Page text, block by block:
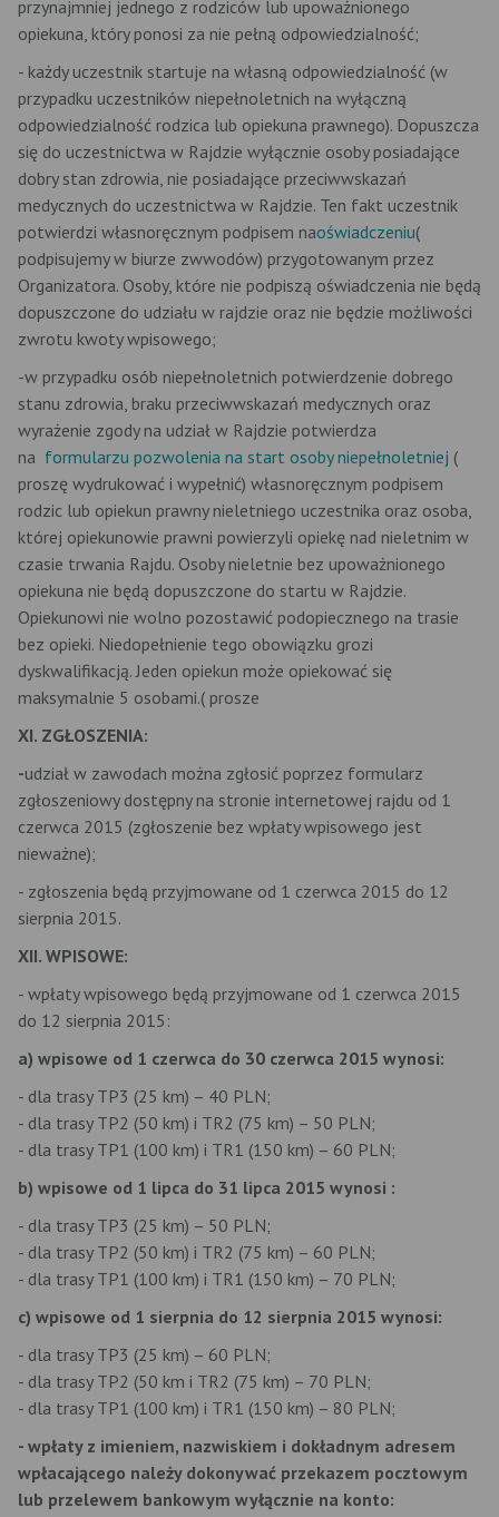
przynajmniej jednego z rodziców lub upoważnionego
opiekuna, który ponosi za nie pełną odpowiedzialność;
- każdy uczestnik startuje na własną odpowiedzialność (w
przypadku uczestników niepełnoletnich na wyłączną
odpowiedzialność rodzica lub opiekuna prawnego). Dopuszcza
się do uczestnictwa w Rajdzie wyłącznie osoby posiadające
dobry stan zdrowia, nie posiadające przeciwwskazań
medycznych do uczestnictwa w Rajdzie. Ten fakt uczestnik
potwierdzi własnoręcznym podpisem naoświadczeniu(
podpisujemy w biurze zwwodów) przygotowanym przez
Organizatora. Osoby, które nie podpiszą oświadczenia nie będą
dopuszczone do udziału w rajdzie oraz nie będzie możliwości
zwrotu kwoty wpisowego;
-w przypadku osób niepełnoletnich potwierdzenie dobrego
stanu zdrowia, braku przeciwwskazań medycznych oraz
wyrażenie zgody na udział w Rajdzie potwierdza
na formularzu pozwolenia na start osoby niepełnoletniej (
proszę wydrukować i wypełnić) własnoręcznym podpisem
rodzic lub opiekun prawny nieletniego uczestnika oraz osoba,
której opiekunowie prawni powierzyli opiekę nad nieletnim w
czasie trwania Rajdu. Osoby nieletnie bez upoważnionego
opiekuna nie będą dopuszczone do startu w Rajdzie.
Opiekunowi nie wolno pozostawić podopiecznego na trasie
bez opieki. Niedopełnienie tego obowiązku grozi
dyskwalifikacją. Jeden opiekun może opiekować się
maksymalnie 5 osobami.( prosze
XI. ZGŁOSZENIA:
-udział w zawodach można zgłosić poprzez formularz
zgłoszeniowy dostępny na stronie internetowej rajdu od 1
czerwca 2015 (zgłoszenie bez wpłaty wpisowego jest
nieważne);
- zgłoszenia będą przyjmowane od 1 czerwca 2015 do 12
sierpnia 2015.
XII. WPISOWE:
- wpłaty wpisowego będą przyjmowane od 1 czerwca 2015
do 12 sierpnia 2015:
a) wpisowe od 1 czerwca do 30 czerwca 2015 wynosi:
- dla trasy TP3 (25 km) – 40 PLN;
- dla trasy TP2 (50 km) i TR2 (75 km) – 50 PLN;
- dla trasy TP1 (100 km) i TR1 (150 km) – 60 PLN;
b) wpisowe od 1 lipca do 31 lipca 2015 wynosi :
- dla trasy TP3 (25 km) – 50 PLN;
- dla trasy TP2 (50 km) i TR2 (75 km) – 60 PLN;
- dla trasy TP1 (100 km) i TR1 (150 km) – 70 PLN;
c) wpisowe od 1 sierpnia do 12 sierpnia 2015 wynosi:
- dla trasy TP3 (25 km) – 60 PLN;
- dla trasy TP2 (50 km i TR2 (75 km) – 70 PLN;
- dla trasy TP1 (100 km) i TR1 (150 km) – 80 PLN;
- wpłaty z imieniem, nazwiskiem i dokładnym adresem
wpłacającego należy dokonywać przekazem pocztowym
lub przelewem bankowym wyłącznie na konto: